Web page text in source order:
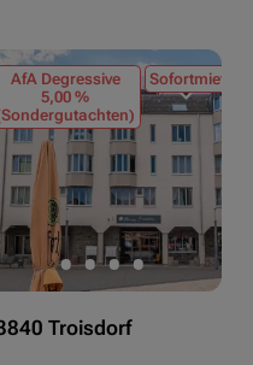
AfA Degressive
5,00 %
Sofortmiete
Troisdorf